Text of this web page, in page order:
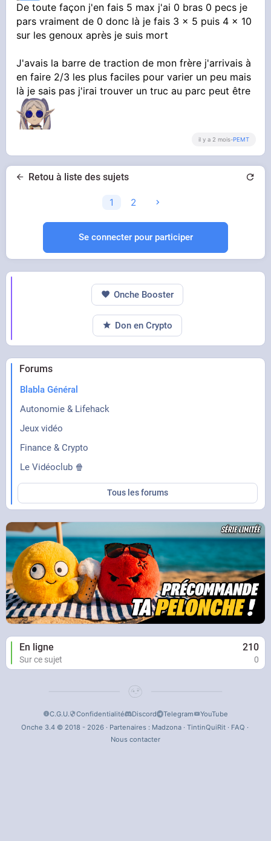
De toute façon j'en fais 5 max j'ai 0 bras 0 pecs je
pars vraiment de 0 donc là je fais 3 x 5 puis 4 x 10
sur les genoux après je suis mort
J'avais la barre de traction de mon frère j'arrivais à
en faire 2/3 les plus faciles pour varier un peu mais
là je sais pas j'irai trouver un truc au parc peut être
il y a 2 mois-PEMT
Retou à liste des sujets
1 2
Se connecter pour participer
Forums
Blabla Général
Autonomie & Lifehack
Jeux vidéo
Finance & Crypto
Le Vidéoclub 🍿
Tous les forums
En ligne 210
Sur ce sujet 0
Onche Booster
Don en Crypto
C.G.U. Confidentialité Discord Telegram
YouTube
Onche 3.4 © 2018 - 2026 · Partenaires : Madzona· TintinQuiRit· FAQ ·
Nous contacter